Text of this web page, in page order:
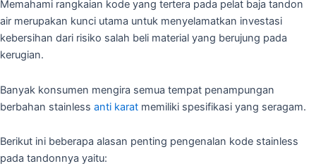
Memahami rangkaian kode yang tertera pada pelat baja tandon
air merupakan kunci utama untuk menyelamatkan investasi
kebersihan dari risiko salah beli material yang berujung pada
kerugian.
Banyak konsumen mengira semua tempat penampungan
berbahan stainless anti karat memiliki spesifikasi yang seragam.
Berikut ini beberapa alasan penting pengenalan kode stainless
pada tandonnya yaitu: